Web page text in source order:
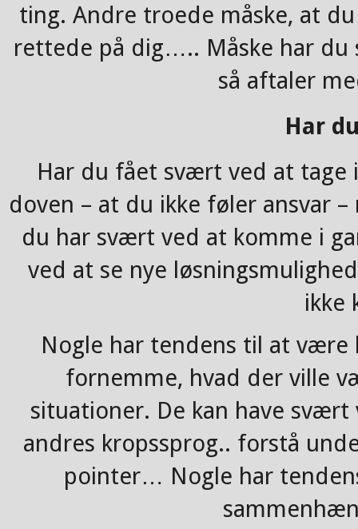
ting. Andre troede måske, at
rettede på dig….. Måske har
så aftaler
Har
Har du fået svært ved at tage
doven – at du ikke føler ansvar
du har svært ved at komme i
ved at se nye
ikke
Nogle har tendens til at
fornemme, hvad der ville
situationer. De kan have
andres kropssprog.. forstå
pointer… Nogle har